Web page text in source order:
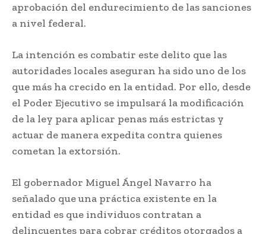
aprobación del endurecimiento de las sanciones
a nivel federal.
La intención es combatir este delito que las
autoridades locales aseguran ha sido uno de los
que más ha crecido en la entidad. Por ello, desde
el Poder Ejecutivo se impulsará la modificación
de la ley para aplicar penas más estrictas y
actuar de manera expedita contra quienes
cometan la extorsión.
El gobernador Miguel Ángel Navarro ha
señalado que una práctica existente en la
entidad es que individuos contratan a
delincuentes para cobrar créditos otorgados a